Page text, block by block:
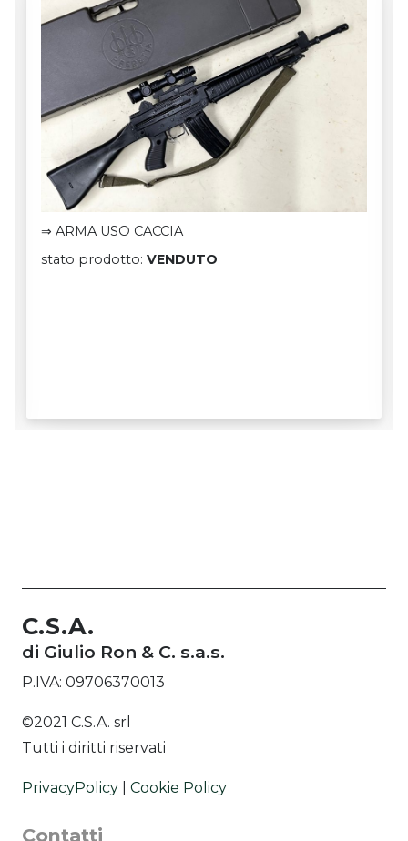
⇒ ARMA USO CACCIA
stato prodotto: VENDUTO
C.S.A.
di Giulio Ron & C. s.a.s.
P.IVA: 09706370013
©2021 C.S.A. srl
Tutti i diritti riservati
PrivacyPolicy Cookie Policy
Contatti